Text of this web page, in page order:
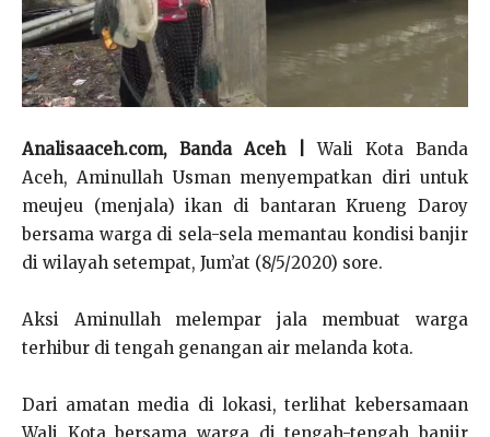
Analisaaceh.com, Banda Aceh |
Wali Kota Banda
Aceh, Aminullah Usman menyempatkan diri untuk
meujeu (menjala) ikan di bantaran Krueng Daroy
bersama warga di sela-sela memantau kondisi banjir
di wilayah setempat, Jum’at (8/5/2020) sore.
Aksi Aminullah melempar jala membuat warga
terhibur di tengah genangan air melanda kota.
Dari amatan media di lokasi, terlihat kebersamaan